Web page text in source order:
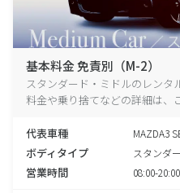
基本料金 免責別（M-2）
スタンダード・ミドルのレンタ
料金や乗り捨てなどの詳細は、
代表車種
MAZDA3
ボディタイプ スタンダ
営業時間 08:00-20:00